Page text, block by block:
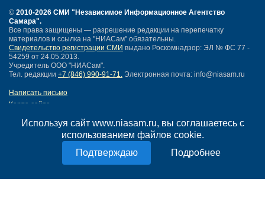
Используя сайт www.niasam.ru, вы соглашаетесь с
использованием файлов cookie.
Подробнее
© 2010-2026 СМИ "Независимое Информационное Агентство
Самара".
Все права защищены — разрешение редакции на перепечатку
материалов и ссылка на "НИАСам" обязательны.
Свидетельство регистрации СМИ выдано Роскомнадзор: ЭЛ № ФС 77 -
54259 от 24.05.2013.
Учредитель ООО "НИАСам".
Тел. редакции +7 (846) 990-91-71. Электронная почта: info@niasam.ru
Написать письмо
Карта сайта
Политика конфиденциальности
Согласие на обработку персональных данных